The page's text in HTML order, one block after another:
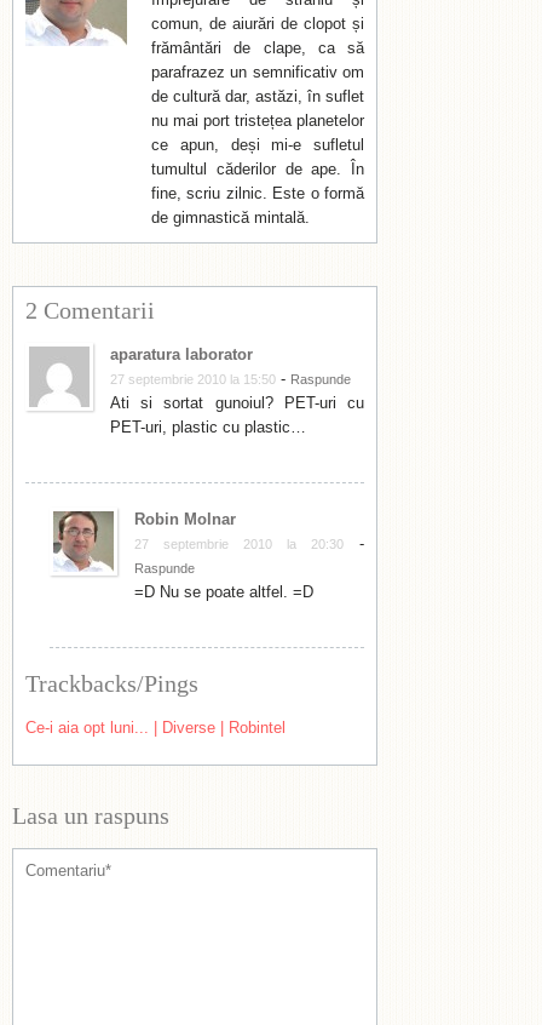
comun, de aiurări de clopot și
frământări de clape, ca să
parafrazez un semnificativ om
de cultură dar, astăzi, în suflet
nu mai port tristețea planetelor
ce apun, deși mi-e sufletul
tumultul căderilor de ape. În
fine, scriu zilnic. Este o formă
de gimnastică mintală.
2 Comentarii
aparatura laborator
27 septembrie 2010 la 15:50 - Raspunde
Ati si sortat gunoiul? PET-uri cu
PET-uri, plastic cu plastic…
Robin Molnar
27 septembrie 2010 la 20:30 -
Raspunde
=D Nu se poate altfel. =D
Trackbacks/Pings
Ce-i aia opt luni... | Diverse | Robintel
Lasa un raspuns